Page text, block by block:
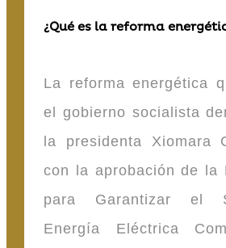
¿Qué es la reforma
La reforma energética
el gobierno socialista
la presidenta Xiomara
con la aprobación de la
para Garantizar el
Energía Eléctrica